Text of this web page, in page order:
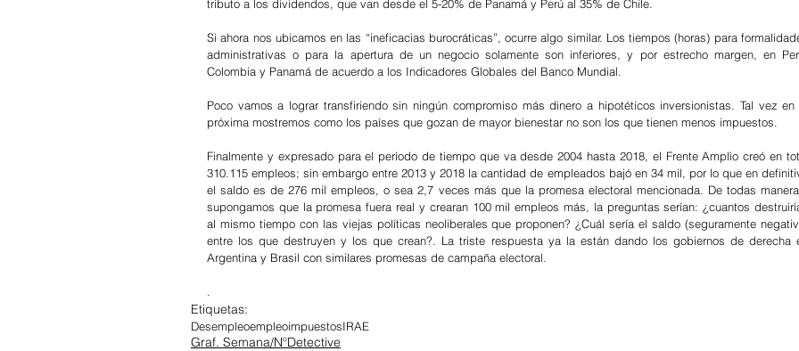
tributo a los dividendos, que van desde el 5-20% de Panamá y Perú al 35% de Chile.
Si ahora nos ubicamos en las “ineficacias burocráticas”, ocurre algo similar. Los tiempos (horas) para
administrativas o para la apertura de un negocio solamente son inferiores, y por estrecho margen, en
Colombia y Panamá de acuerdo a los Indicadores Globales del Banco Mundial.
Poco vamos a lograr transfiriendo sin ningún compromiso más dinero a hipotéticos inversionistas. Tal vez en
próxima mostremos como los países que gozan de mayor bienestar no son los que tienen menos impuestos.
Finalmente y expresado para el período de tiempo que va desde 2004 hasta 2018, el Frente Amplio creó en
310.115 empleos; sin embargo entre 2013 y 2018 la cantidad de empleados bajó en 34 mil, por lo que en
el saldo es de 276 mil empleos, o sea 2,7 veces más que la promesa electoral mencionada. De todas
supongamos que la promesa fuera real y crearan 100 mil empleos más, la preguntas serían: ¿cuantos
al mismo tiempo con las viejas políticas neoliberales que proponen? ¿Cuál sería el saldo (seguramente
entre los que destruyen y los que crean?. La triste respuesta ya la están dando los gobiernos de derecha
Argentina y Brasil con similares promesas de campaña electoral.
.
Etiquetas:
DesempleoempleoimpuestosIRAE
Graf. Semana/NºDetective